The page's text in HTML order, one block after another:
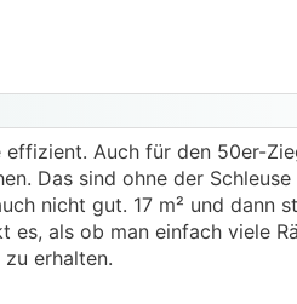
Auch für den 50er-
Das sind ohne der
nicht gut. 17 m² und dann
es, als ob man einfach viele
erhalten.